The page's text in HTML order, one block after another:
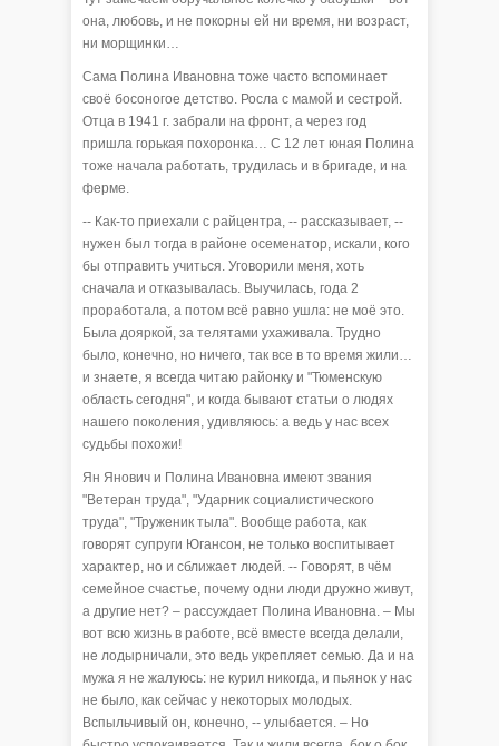
она, любовь, и не покорны ей ни время, ни возраст,
ни морщинки…
Сама Полина Ивановна тоже часто вспоминает
своё босоногое детство. Росла с мамой и сестрой.
Отца в 1941 г. забрали на фронт, а через год
пришла горькая похоронка… С 12 лет юная Полина
тоже начала работать, трудилась и в бригаде, и на
ферме.
-- Как-то приехали с райцентра, -- рассказывает, --
нужен был тогда в районе осеменатор, искали, кого
бы отправить учиться. Уговорили меня, хоть
сначала и отказывалась. Выучилась, года 2
проработала, а потом всё равно ушла: не моё это.
Была дояркой, за телятами ухаживала. Трудно
было, конечно, но ничего, так все в то время жили…
и знаете, я всегда читаю районку и "Тюменскую
область сегодня", и когда бывают статьи о людях
нашего поколения, удивляюсь: а ведь у нас всех
судьбы похожи!
Ян Янович и Полина Ивановна имеют звания
"Ветеран труда", "Ударник социалистического
труда", "Труженик тыла". Вообще работа, как
говорят супруги Югансон, не только воспитывает
характер, но и сближает людей. -- Говорят, в чём
семейное счастье, почему одни люди дружно живут,
а другие нет? – рассуждает Полина Ивановна. – Мы
вот всю жизнь в работе, всё вместе всегда делали,
не лодырничали, это ведь укрепляет семью. Да и на
мужа я не жалуюсь: не курил никогда, и пьянок у нас
не было, как сейчас у некоторых молодых.
Вспыльчивый он, конечно, -- улыбается. – Но